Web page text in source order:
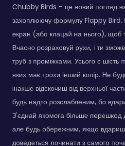
Chubby Birds – це новий погляд
захоплюючу формулу Flappy Bird.
екран (або клацай на нього), щоб
Вчасно розраховуй рухи, і ти
труб з проміжками. Усього є шість
яких має трохи інший колір. Не
інакше відскочиш від верхньої
будь надто розслабленим, бо
З'єднай якомога більше перешкод
але будь обережним, якщо
доведеться починати з самого